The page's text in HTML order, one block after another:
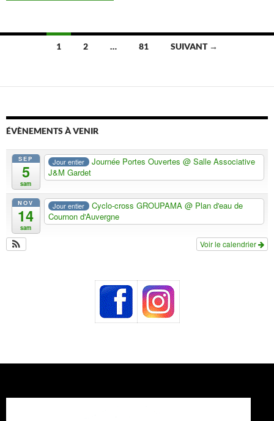
Navigation
articles
1 2 … 81 SUIVANT →
ÉVÈNEMENTS À VENIR
SEP
5
sam
Jour entier Journée Portes Ouvertes@ Salle Associative
J&M Gardet
NOV
14
sam
Jour entier Cyclo-cross GROUPAMA@ Plan d'eau de
Cournon d'Auvergne
Voir le calendrier